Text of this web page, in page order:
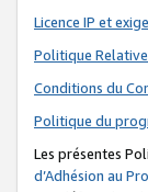
Licence IP et
Politique
Conditions du
Politique du
Les présentes
d’Adhésion au